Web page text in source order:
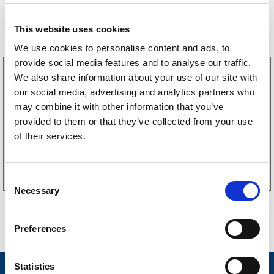
This website uses cookies
We use cookies to personalise content and ads, to
provide social media features and to analyse our traffic.
We also share information about your use of our site with
our social media, advertising and analytics partners who
may combine it with other information that you’ve
provided to them or that they’ve collected from your use
of their services.
o
n
Necessary
Preferences
Statistics
Storsäljare
3160052
LGF Skylt Självhäftande
238kr